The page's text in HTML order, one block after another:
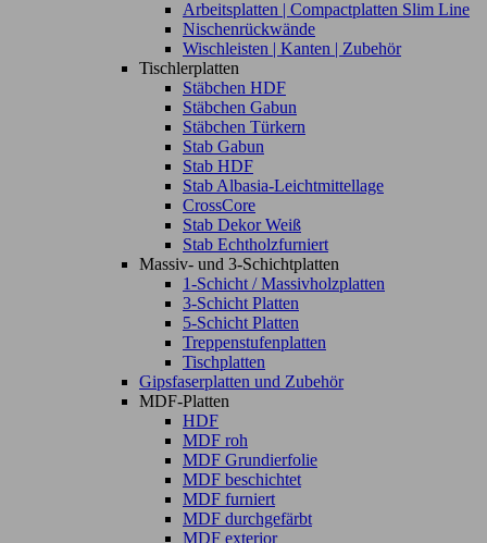
Arbeitsplatten | Compactplatten Slim Line
Nischenrückwände
Wischleisten | Kanten | Zubehör
Tischlerplatten
Stäbchen HDF
Stäbchen Gabun
Stäbchen Türkern
Stab Gabun
Stab HDF
Stab Albasia-Leichtmittellage
CrossCore
Stab Dekor Weiß
Stab Echtholzfurniert
Massiv- und 3-Schichtplatten
1-Schicht / Massivholzplatten
3-Schicht Platten
5-Schicht Platten
Treppenstufenplatten
Tischplatten
Gipsfaserplatten und Zubehör
MDF-Platten
HDF
MDF roh
MDF Grundierfolie
MDF beschichtet
MDF furniert
MDF durchgefärbt
MDF exterior